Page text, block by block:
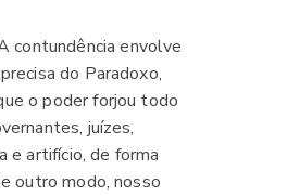
contundência envolve
do Paradoxo,
o poder forjou todo
juízes,
e artifício, de forma
outro modo, nosso